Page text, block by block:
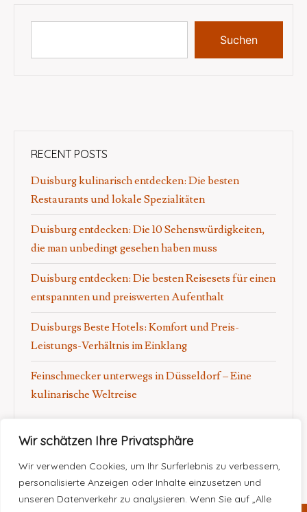
Wir schätzen Ihre Privatsphäre
Wir verwenden Cookies, um Ihr Surferlebnis zu verbessern,
personalisierte Anzeigen oder Inhalte einzusetzen und
unseren Datenverkehr zu analysieren. Wenn Sie auf „Alle
Suchen
RECENT POSTS
Duisburg kulinarisch entdecken: Die besten
Restaurants und lokale Spezialitäten
Duisburg entdecken: Die 10 Sehenswürdigkeiten,
die man unbedingt gesehen haben muss
Duisburg entdecken: Die besten Reisesets für einen
entspannten und preiswerten Aufenthalt
Duisburgs Beste Hotels: Komfort und Preis-
Leistungs-Verhältnis im Einklang
Feinschmecker unterwegs in Düsseldorf – Eine
kulinarische Weltreise